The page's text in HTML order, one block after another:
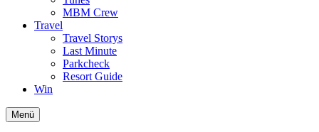
MBM Crew
Travel
Travel Storys
Last Minute
Parkcheck
Resort Guide
Win
Menü